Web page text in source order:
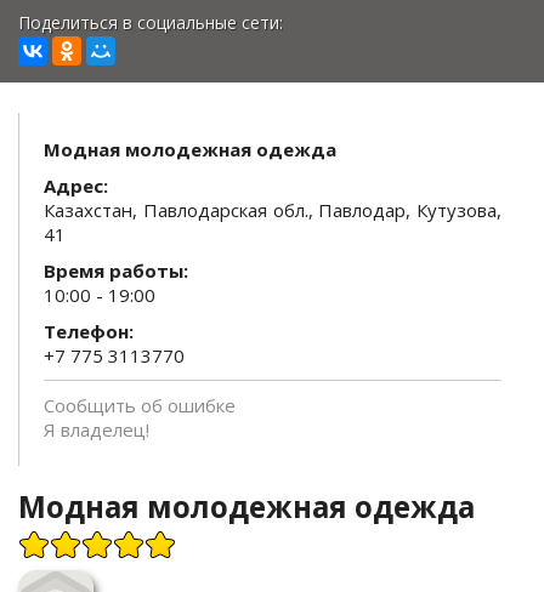
Поделиться в социальные сети:
Модная молодежная одежда
Адрес:
Казахстан, Павлодарская обл., Павлодар, Кутузова,
41
Время работы:
10:00 - 19:00
Телефон:
+7 775 3113770
Сообщить об ошибке
Я владелец!
Модная молодежная одежда